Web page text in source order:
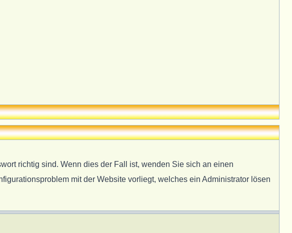
richtig sind. Wenn dies der Fall ist, wenden Sie sich an einen
mit der Website vorliegt, welches ein Administrator lösen